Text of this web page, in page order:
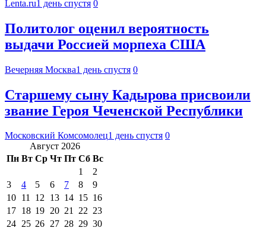
Lenta.ru1 день спустя 0
Политолог оценил вероятность
выдачи Россией морпеха США
Вечерняя Москва1 день спустя 0
Старшему сыну Кадырова присвоили
звание Героя Чеченской Республики
Московский Комсомолец1 день спустя 0
Август 2026
Пн Вт Ср Чт Пт Сб Вс
1
2
3
4 5 6 7 8
9
10 11 12 13 14 15 16
17 18 19 20 21 22 23
24 25 26 27 28 29 30